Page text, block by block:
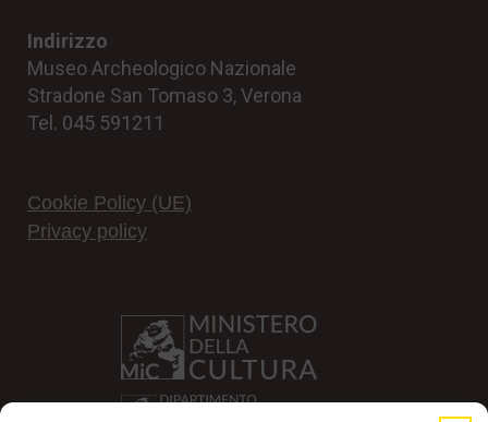
Indirizzo
Museo Archeologico Nazionale
Stradone San Tomaso 3, Verona
Tel. 045 591211
Cookie Policy (UE)
Privacy policy